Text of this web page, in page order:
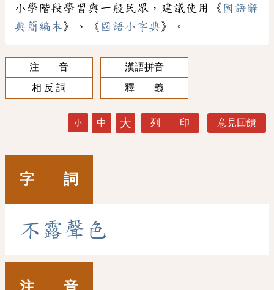
小學階段學習與一般民眾，建議使用《 國語辭
典簡編本》、《 國語小字典》。
注 音
漢語拼音
相 反 詞
釋 義
小 中 大 列 印 意見回饋
字 詞
不 露聲 色